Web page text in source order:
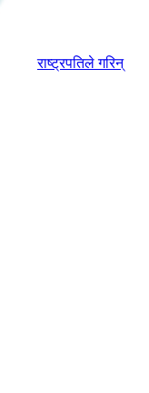
राष्ट्रपतिले गरिन्